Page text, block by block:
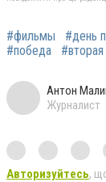
#фильмы #день
#победа
Антон
Журналист
Авторизуйтесь,